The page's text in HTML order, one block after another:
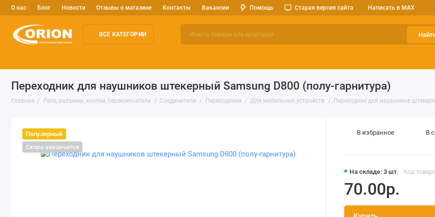
О нас Блог Новости Отзывы о магазине Контакты Вакансии Помощь Старая версия сайта Написать в MAX
ВСЕ КАТЕГОРИИ
Переходник для наушников штекерный Samsung D800 (полу-гарнитура)
Главная Реле, разъемы, кнопки, переключатели Соединители Переходники Для мобильных устройств Переходник для наушников
Популярный
Скоро закончится
На складе: 3 шт. Код
70.00р.
В избранное В